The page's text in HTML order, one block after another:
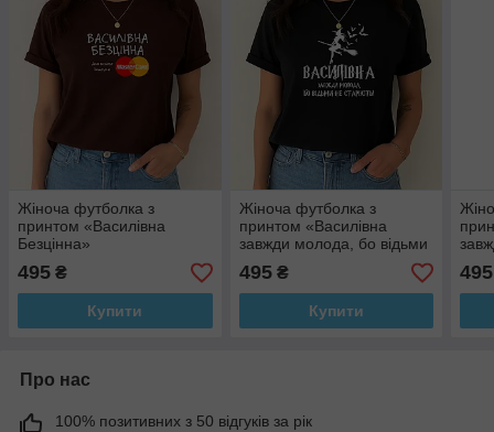
Жіноча футболка з
принтом «Василівна
Безцінна»
495 ₴
Купити
Жіноча футболка з
принтом «Василівна
завжди молода, бо відьми
495₴
Купити
495
Про нас
100% позитивних з 50 відгуків за рік